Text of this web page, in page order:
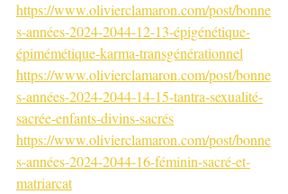
https://www.olivierclamaron.com/post/bonne
s-années-2024-2044-12-13-épigénétique-
épimémétique-karma-transgénérationnel
https://www.olivierclamaron.com/post/bonne
s-années-2024-2044-14-15-tantra-sexualité-
sacrée-enfants-divins-sacrés
https://www.olivierclamaron.com/post/bonne
s-années-2024-2044-16-féminin-sacré-et-
matriarcat